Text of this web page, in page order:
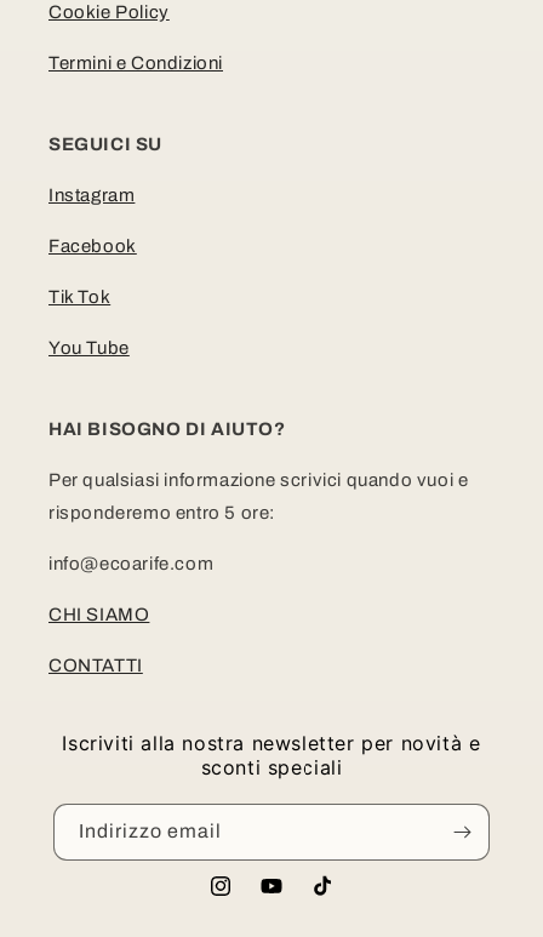
Cookie Policy
Termini e Condizioni
SEGUICI SU
Instagram
Facebook
Tik Tok
You Tube
HAI BISOGNO DI AIUTO?
Per qualsiasi informazione scrivici quando vuoi e
risponderemo entro 5 ore:
info@ecoarife.com
CHI SIAMO
CONTATTI
Iscriviti alla nostra newsletter per novità e
sconti speciali
Indirizzo email
InstagramYouTubeTikTok